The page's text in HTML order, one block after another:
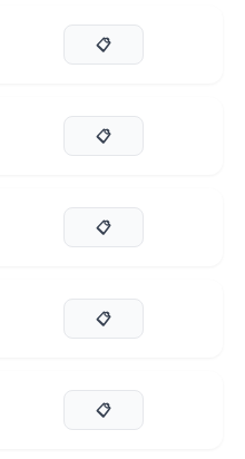
📋
📋
📋
📋
📋